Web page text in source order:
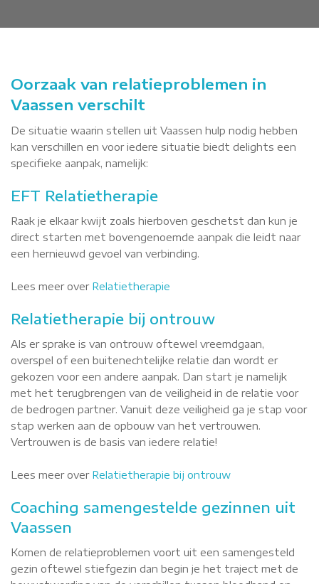
Oorzaak van relatieproblemen in
Vaassen verschilt
De situatie waarin stellen uit Vaassen hulp nodig hebben
kan verschillen en voor iedere situatie biedt delights een
specifieke aanpak, namelijk:
EFT Relatietherapie
Raak je elkaar kwijt zoals hierboven geschetst dan kun je
direct starten met bovengenoemde aanpak die leidt naar
een hernieuwd gevoel van verbinding.
Lees meer over Relatietherapie
Relatietherapie bij ontrouw
Als er sprake is van ontrouw oftewel vreemdgaan,
overspel of een buitenechtelijke relatie dan wordt er
gekozen voor een andere aanpak. Dan start je namelijk
met het terugbrengen van de veiligheid in de relatie voor
de bedrogen partner. Vanuit deze veiligheid ga je stap voor
stap werken aan de opbouw van het vertrouwen.
Vertrouwen is de basis van iedere relatie!
Lees meer over Relatietherapie bij ontrouw
Coaching samengestelde gezinnen uit
Vaassen
Komen de relatieproblemen voort uit een samengesteld
gezin oftewel stiefgezin dan begin je het traject met de